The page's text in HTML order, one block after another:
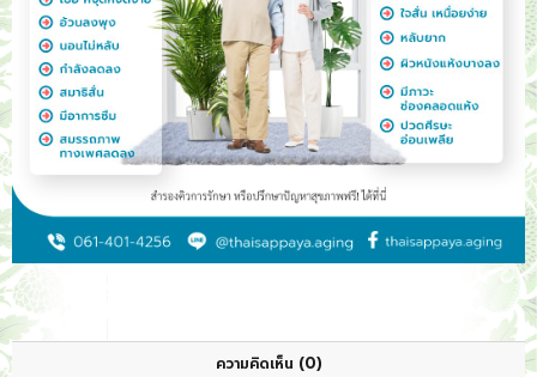
ความคิดเห็น (0)